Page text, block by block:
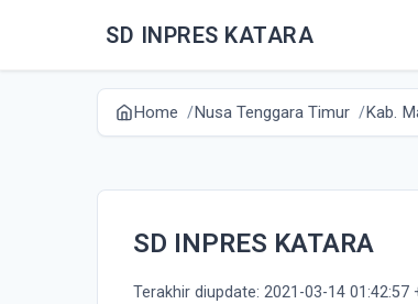
SD INPRES KATARA
Home Nusa Tenggara Timur Kab.
SD INPRES KATARA
Terakhir diupdate: 2021-03-14 01:42:57